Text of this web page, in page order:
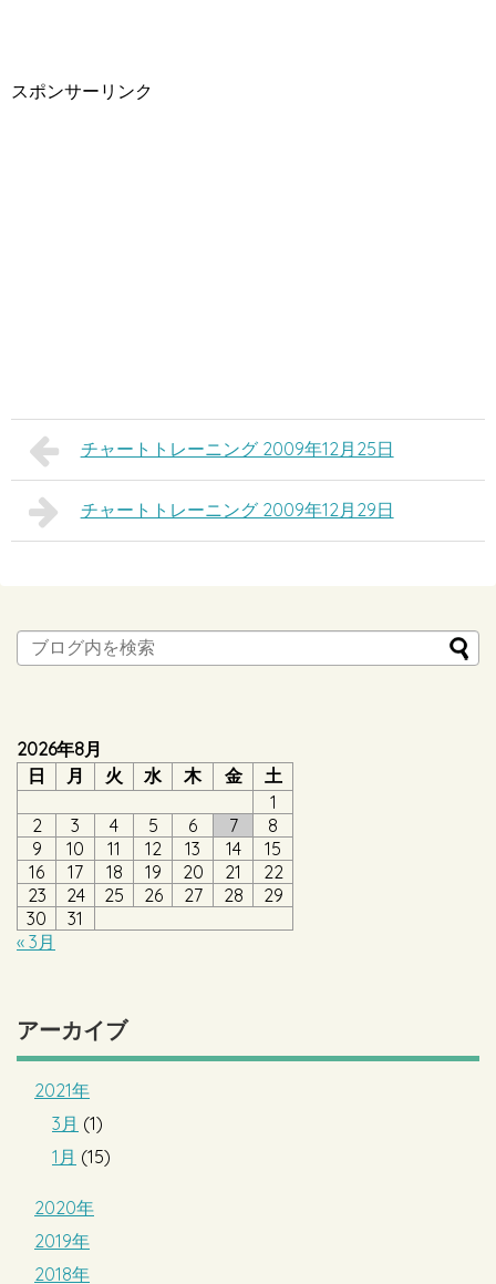
スポンサーリンク
チャートトレーニング 2009年12月25日
チャートトレーニング 2009年12月29日
2026年8月
日
月 火 水 木 金
土
1
2
3 4 5 6 7
8
9
10 11 12 13 14
15
16
17 18 19 20 21
22
23
24 25 26 27 28
29
30
31
« 3月
アーカイブ
2021年
3月 (1)
1月 (15)
2020年
2019年
2018年